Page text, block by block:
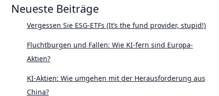
Neueste Beiträge
Vergessen Sie ESG-ETFs (It’s the fund provider, stupid!)
Fluchtburgen und Fallen: Wie KI-fern sind Europa-
Aktien?
KI-Aktien: Wie umgehen mit der Herausforderung aus
China?